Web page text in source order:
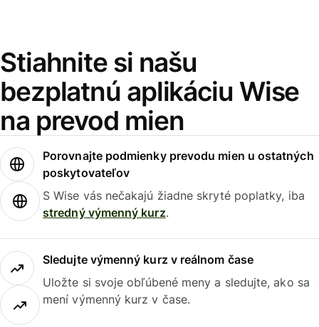
Stiahnite si našu
bezplatnú aplikáciu Wise
na prevod mien
Porovnajte podmienky prevodu mien u ostatných
poskytovateľov
S Wise vás nečakajú žiadne skryté poplatky, iba
stredný výmenný kurz.
Sledujte výmenný kurz v reálnom čase
Uložte si svoje obľúbené meny a sledujte, ako sa
mení výmenný kurz v čase.